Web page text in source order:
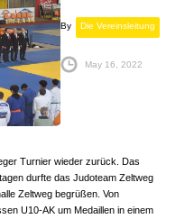
By Die Vereinsleitung
May 16, 2022
Turnier wieder zurück. Das
durfte das Judoteam Zeltweg
Zeltweg begrüßen. Von
U10-AK um Medaillen in einem